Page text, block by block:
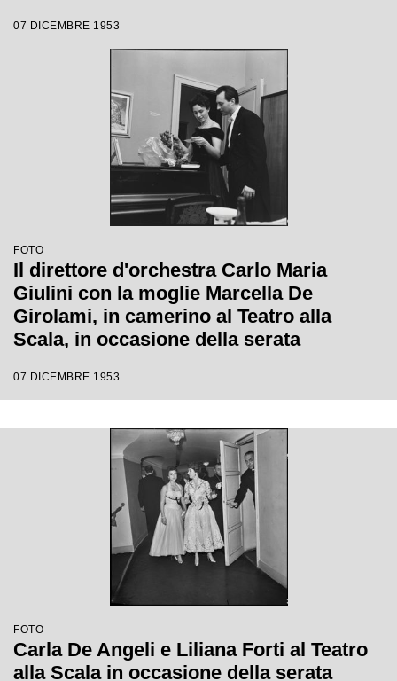
Giulini, con la regia di Tatiana Pavlova
07 DICEMBRE 1953
FOTO
Il direttore d'orchestra Carlo Maria
Giulini con la moglie Marcella De
Girolami, in camerino al Teatro alla
Scala, in occasione della serata
1954 con l'opera "La Wally", di Alfredo
e la direzione di Giulini stesso
07 DICEMBRE 1953
FOTO
Carla De Angeli e Liliana Forti al Teatro
alla Scala in occasione della serata